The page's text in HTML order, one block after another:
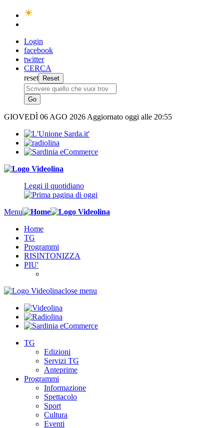
Login
facebook
twitter
CERCA
reset
GIOVEDÌ 06 AGO 2026 Aggiornato oggi alle 20:55
Leggi il quotidiano
Menu
Home
TG
Programmi
RISINTONIZZA
PIU'
close menu
TG
Edizioni
Servizi TG
Anteprime
Programmi
Informazione
Spettacolo
Sport
Cultura
Eventi